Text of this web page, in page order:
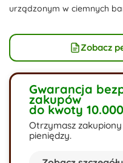
urządzonym w ciemnych
Zobacz
Gwarancja
zakupów
do kwoty 10.000
Otrzymasz
pieniędzy.